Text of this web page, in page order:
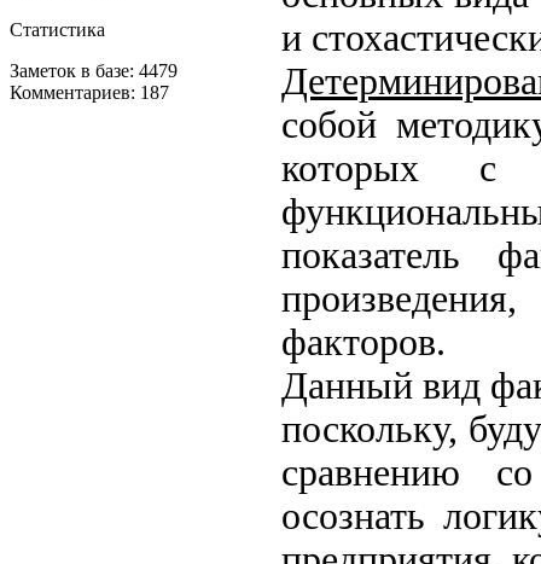
Статистика
Заметок в базе: 4479
Комментариев: 187
и
собой
которых с
показатель
факторов.
Данный вид
поскольку,
сравнению со
осознать